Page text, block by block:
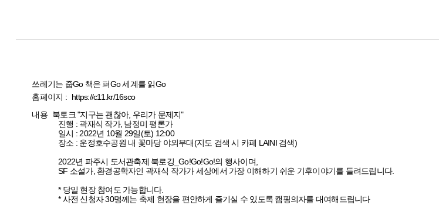
쓰레기는 줍Go 책은 펴Go 세계를 읽Go
홈페이지 :
https://c11.kr/16sco
내용
북토크 "지구는 괜찮아, 우리가 문제지"
진행 : 곽재식 작가, 남정미 평론가
일시 : 2022년 10월 29일(토) 12:00
장소 : 운정호수공원 내 꽃마당 야외무대(지도 검색 시 카페 LAINI 검색)
2022년 파주시 도서관축제 북로깅_Go!Go!Go!의 행사이며,
SF 소설가, 환경공학자인 곽재식 작가가 세상에서 가장 이해하기 쉬운 기후이야기를 들려드립니다.
* 당일 현장 참여도 가능합니다.
* 사전 신청자 30명께는 축제 현장을 편안하게 즐기실 수 있도록 캠핑의자를 대여해드립니다